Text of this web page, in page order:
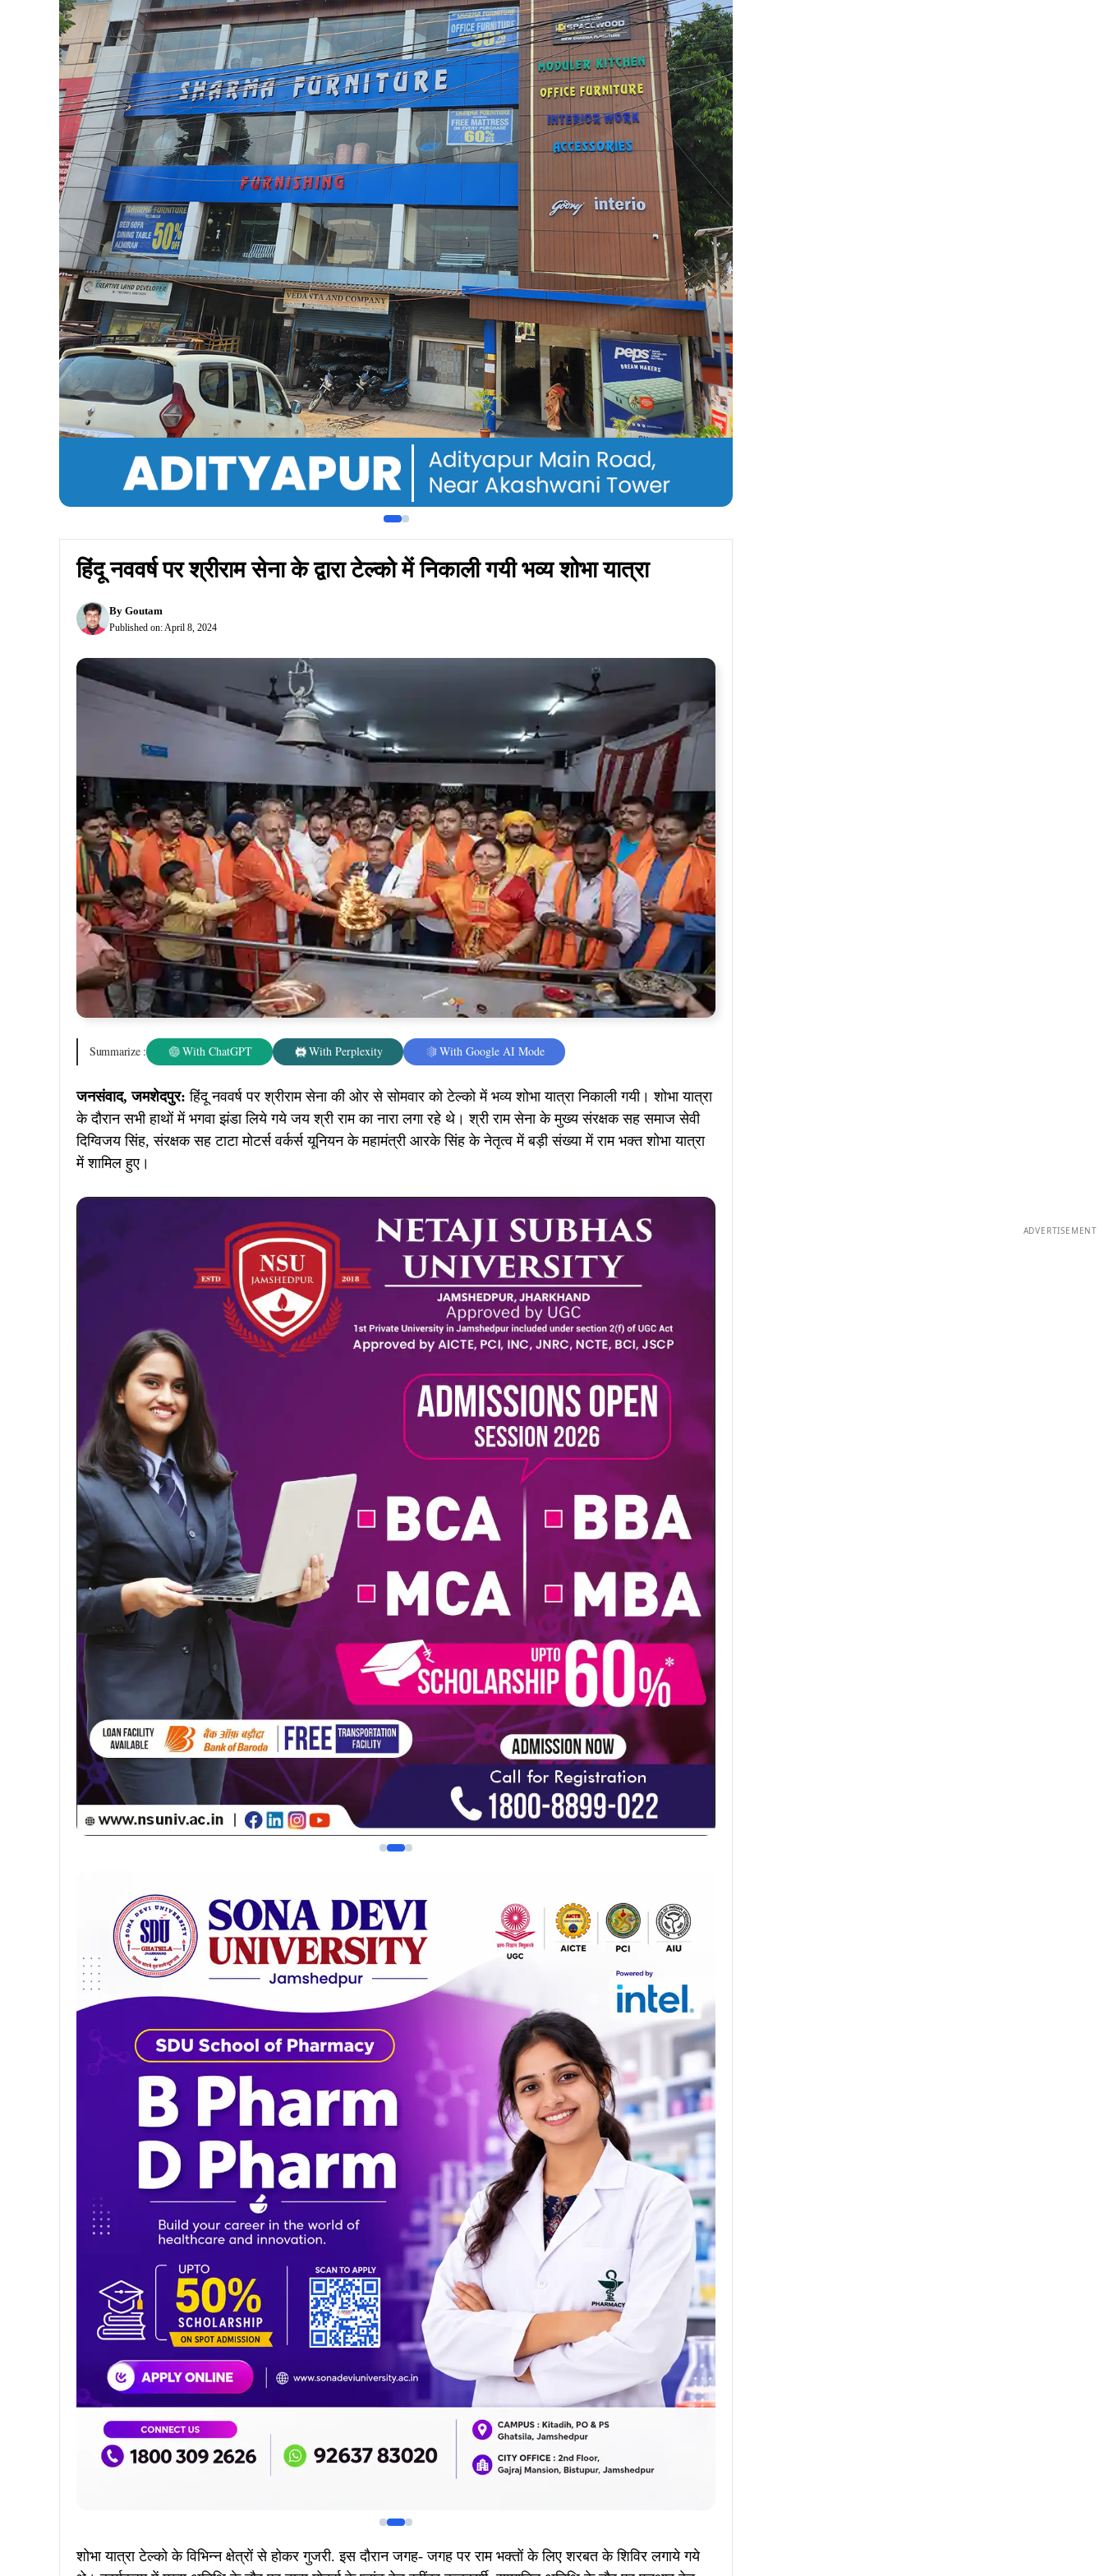
ByGoutam
Published on:April 8, 2024
Summarize : With ChatGPT With Perplexity With Google AI Mode
हिंदू नववर्ष पर श्रीराम सेना की ओर से सोमवार को टेल्को में भव्य शोभा यात्रा निकाली गयी। शोभा यात्रा
के दौरान सभी हाथों में भगवा झंडा लिये गये जय श्री राम का नारा लगा रहे थे। श्री राम सेना के मुख्य संरक्षक सह समाज सेवी
दिग्विजय सिंह, संरक्षक सह टाटा मोटर्स वर्कर्स यूनियन के महामंत्री आरके सिंह के नेतृत्व में बड़ी संख्या में राम भक्त शोभा यात्रा
में शामिल हुए।
शोभा यात्रा टेल्को के विभिन्न क्षेत्रों से होकर गुजरी. इस दौरान जगह- जगह पर राम भक्तों के लिए शरबत के शिविर लगाये गये
थे। कार्यक्रम में मुख्य अतिथि के तौर पर टाटा मोटर्स के प्लांट हेड रवींद्र कुलकर्णी, सम्मानित अतिथि के तौर पर एचआर हेड
मोहन गंटा, ई आर हेड सौमिक राय, एडमिन बीएन सिंह, ईचागढ़ के पूर्व विधायक अरविंद सिंह, चंद्रगुप्त सिंह, शिव शंकर सिंह, शंभू
सिंह आदि मौजूद थे।
Join Facebook
ADVERTISEMENT